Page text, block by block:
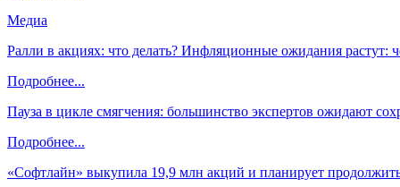
Медиа
Ралли в акциях: что делать? Инфляционные ожидания
Подробнее...
Пауза в цикле смягчения: большинство экспертов ожидают
Подробнее...
«Софтлайн» выкупила 19,9 млн акций и планирует